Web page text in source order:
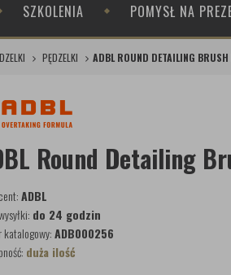
SZKOLENIA POMYSŁ NA
PĘDZELKI ADBL ROUND DETAILING
Round Detailing
ADBL
do 24 godzin
katalogowy:ADB000256
duża ilość